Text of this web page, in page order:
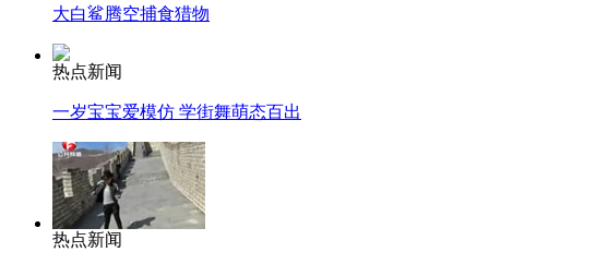
大白鲨腾空捕食猎物
热点新闻
一岁宝宝爱模仿 学街舞萌态百出
热点新闻